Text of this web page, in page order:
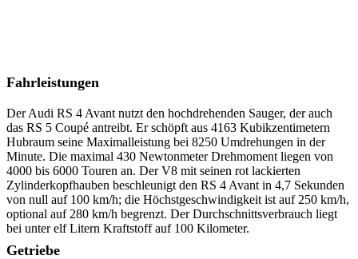
Fahrleistungen
Der Audi RS 4 Avant nutzt den hochdrehenden Sauger, der auch
das RS 5 Coupé antreibt. Er schöpft aus 4163 Kubikzentimetern
Hubraum seine Maximalleistung bei 8250 Umdrehungen in der
Minute. Die maximal 430 Newtonmeter Drehmoment liegen von
4000 bis 6000 Touren an. Der V8 mit seinen rot lackierten
Zylinderkopfhauben beschleunigt den RS 4 Avant in 4,7 Sekunden
von null auf 100 km/h; die Höchstgeschwindigkeit ist auf 250 km/h,
optional auf 280 km/h begrenzt. Der Durchschnittsverbrauch liegt
bei unter elf Litern Kraftstoff auf 100 Kilometer.
Getriebe